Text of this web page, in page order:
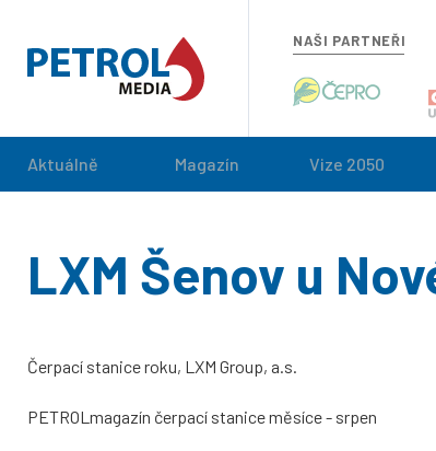
NAŠI PARTNEŘI
Aktuálně Magazín Vize 2050
LXM Šenov u
Čerpací stanice roku, LXM Group, a.s.
PETROLmagazín čerpací stanice měsíce - srpen